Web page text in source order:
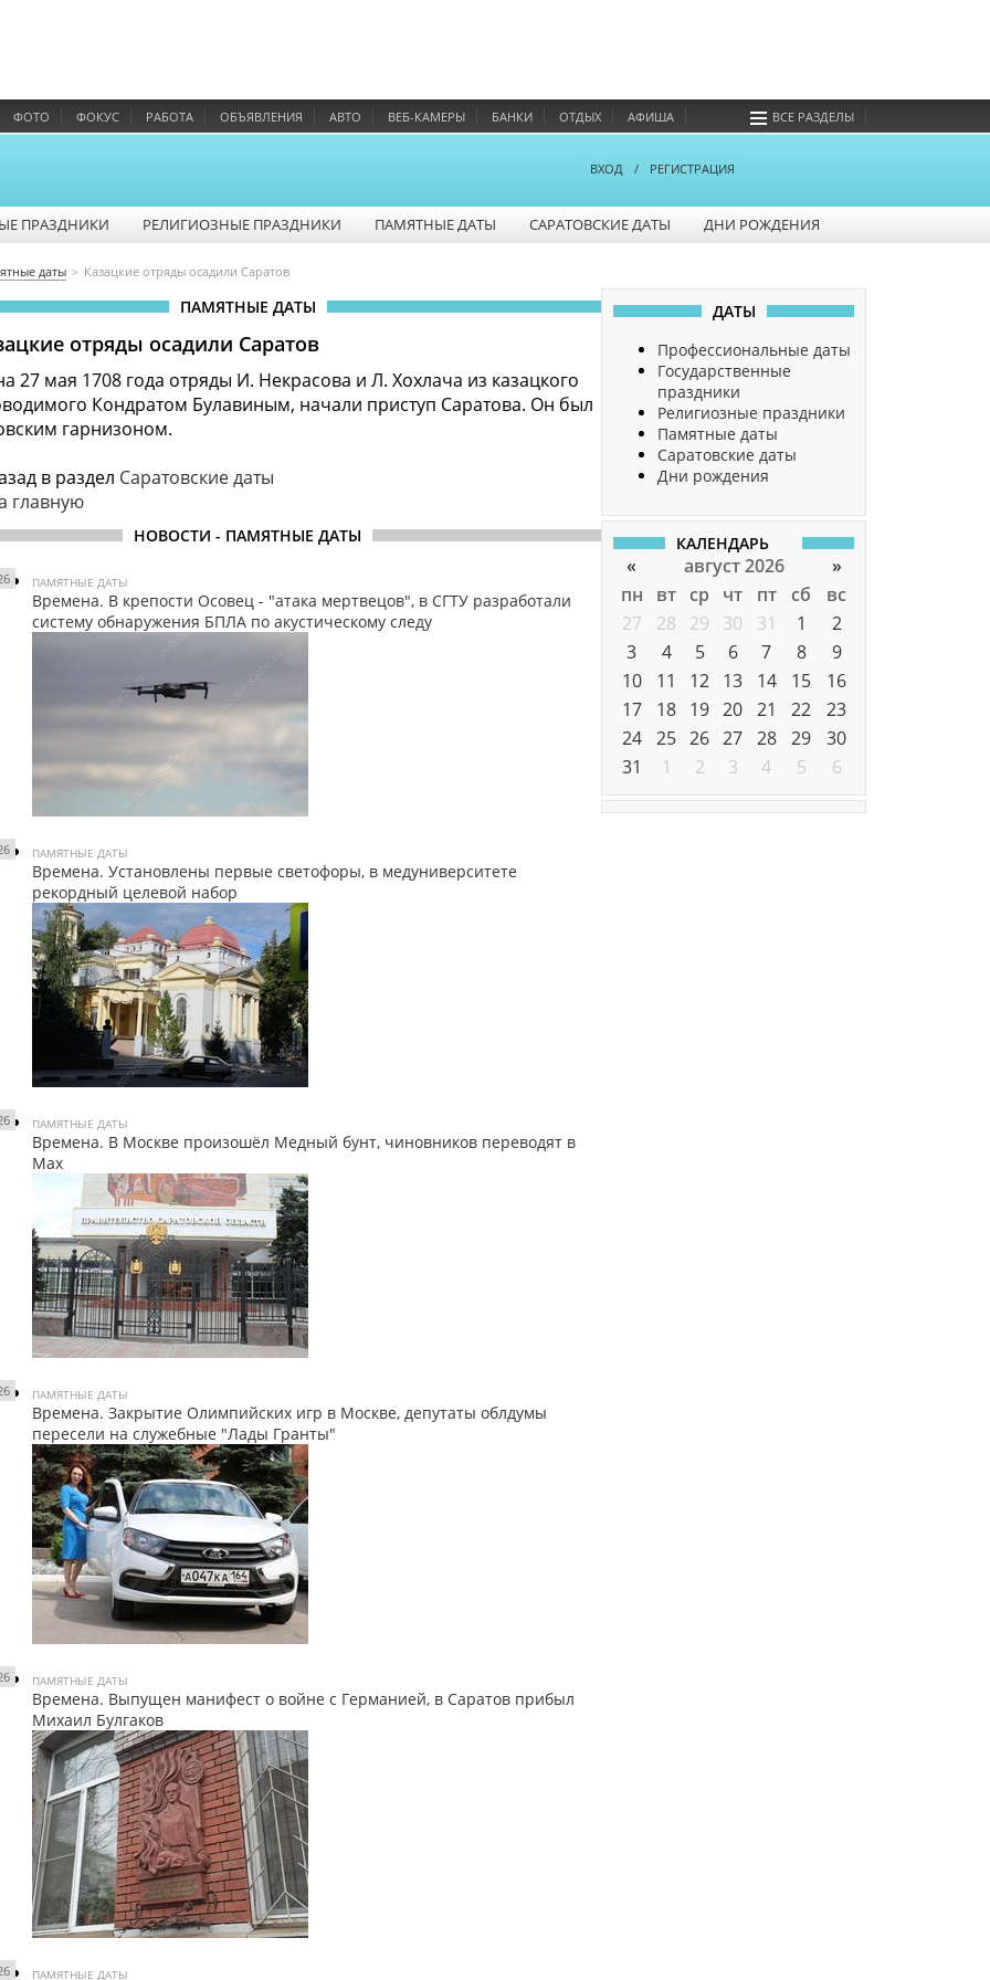
ФОТО ФОКУС РАБОТА ОБЪЯВЛЕНИЯ АВТО ВЕБ-КАМЕРЫ БАНКИ ОТДЫХ АФИША ВСЕ РАЗДЕЛЫ
ВХОД / РЕГИСТРАЦИЯ
ПРАЗДНИКИ РЕЛИГИОЗНЫЕ ПРАЗДНИКИ ПАМЯТНЫЕ ДАТЫ САРАТОВСКИЕ ДАТЫ ДНИ РОЖДЕНИЯ
даты Казацкие отряды осадили Саратов
ПАМЯТНЫЕ ДАТЫ
отряды осадили Саратов
27 мая 1708 года отряды И. Некрасова и Л. Хохлача из казацкого
Кондратом Булавиным, начали приступ Саратова. Он был
гарнизоном.
в раздел Саратовские даты
главную
НОВОСТИ - ПАМЯТНЫЕ ДАТЫ
ПАМЯТНЫЕ ДАТЫ
Времена. В крепости Осовец - "атака мертвецов", в СГТУ разработали
систему обнаружения БПЛА по акустическому следу
ПАМЯТНЫЕ ДАТЫ
Времена. Установлены первые светофоры, в медуниверситете
рекордный целевой набор
ПАМЯТНЫЕ ДАТЫ
Времена. В Москве произошёл Медный бунт, чиновников переводят в
Мах
ПАМЯТНЫЕ ДАТЫ
Времена. Закрытие Олимпийских игр в Москве, депутаты облдумы
пересели на служебные "Лады Гранты"
ПАМЯТНЫЕ ДАТЫ
Времена. Выпущен манифест о войне с Германией, в Саратов прибыл
Михаил Булгаков
ПАМЯТНЫЕ ДАТЫ
ДАТЫ
Профессиональные даты
Государственные
праздники
Религиозные праздники
Памятные даты
Саратовские даты
Дни рождения
КАЛЕНДАРЬ
« август 2026
»
пн
вт ср чт пт сб
вс
27
28 29 30 31 1
2
3
4 5 6 7 8
9
10
11 12 13 14 15
16
17
18 19 20 21 22
23
24
25 26 27 28 29
30
31
1 2 3 4 5 6